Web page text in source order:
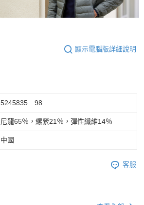
顯示電腦版詳細說明
5245835－98
尼龍65％，縲縈21％，彈性纖維14％
中國
客服